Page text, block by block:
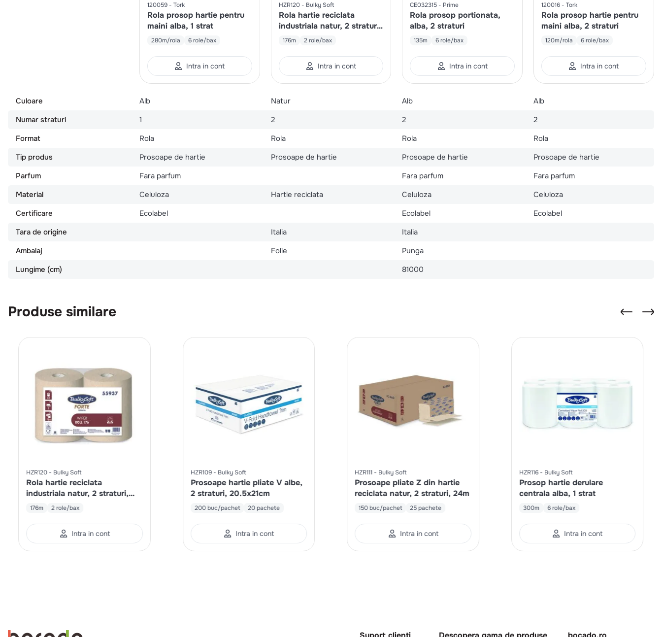
120059 Tork
Rola prosop hartie pentru
maini alba, 1 strat
280m/rola 6 role/bax
Intra in cont
HZR120 Bulky Soft
Rola hartie reciclata
industriala natur, 2 straturi,
800 portii/rola
176m 2 role/bax
Intra in cont
CE032315 Prime
Rola prosop portionata,
alba, 2 straturi
135m 6 role/bax
Intra in cont
120016 Tork
Rola prosop hartie pentru
maini alba, 2 straturi
120m/rola 6 role/bax
Intra in cont
Culoare Alb Natur Alb
Alb
Numar straturi
1 2 2
2
Format
Rola Rola Rola
Rola
Tip produs
Prosoape de hartie Prosoape de hartie Prosoape de hartie
Prosoape de hartie
Parfum
Fara parfum Fara parfum
Fara parfum
Material
Celuloza Hartie reciclata Celuloza
Celuloza
Certificare
Ecolabel Ecolabel
Ecolabel
Tara de origine
Italia
Italia
Ambalaj
Folie
Punga
Lungime (cm)
81000
Produse similare
HZR120 Bulky Soft
Rola hartie reciclata
industriala natur, 2 straturi,
800 portii/rola
176m 2 role/bax
Intra in cont
HZR109 Bulky Soft
Prosoape hartie pliate V albe,
2 straturi, 20.5x21cm
200 buc/pachet 20 pachete
Intra in cont
HZR111 Bulky Soft
Prosoape pliate Z din hartie
reciclata natur, 2 straturi, 24m
150 buc/pachet 25 pachete
Intra in cont
HZR116 Bulky Soft
Prosop hartie derulare
centrala alba, 1 strat
300m 6 role/bax
Intra in cont